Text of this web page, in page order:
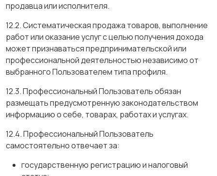
продавца или исполнителя.
12.2. Систематическая продажа товаров, выполнение
работ или оказание услуг с целью получения дохода
может признаваться предпринимательской или
профессиональной деятельностью независимо от
выбранного Пользователем типа профиля.
12.3. Профессиональный Пользователь обязан
размещать предусмотренную законодательством
информацию о себе, товарах, работах и услугах.
12.4. Профессиональный Пользователь
самостоятельно отвечает за:
государственную регистрацию и налоговый